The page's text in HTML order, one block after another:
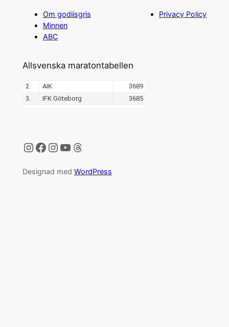
Om godiisgris
Minnen
ABC
Privacy Policy
Allsvenska maratontabellen
Instagram
Facebook
Instagram
YouTube
Threads
Designad med WordPress